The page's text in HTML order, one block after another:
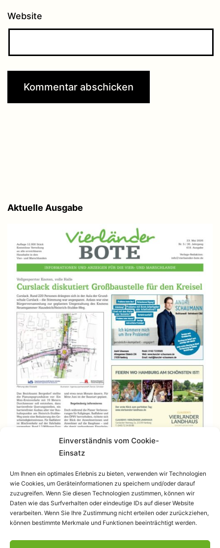
Einverständnis vom Cookie-
Einsatz
Um Ihnen ein optimales Erlebnis zu bieten, verwenden wir Technologien
wie Cookies, um Geräteinformationen zu speichern und/oder darauf
zuzugreifen. Wenn Sie diesen Technologien zustimmen, können wir
Daten wie das Surfverhalten oder eindeutige IDs auf dieser Website
verarbeiten. Wenn Sie Ihre Zustimmung nicht erteilen oder zurückziehen,
können bestimmte Merkmale und Funktionen beeinträchtigt werden.
Website
Aktuelle Ausgabe